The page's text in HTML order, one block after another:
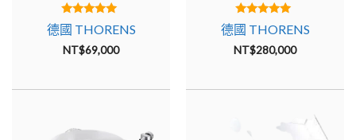
1984 年，Thorens 首次推出了 300 系列 (TD
316/318/320)，其中包含懸掛式子底盤的新變體：板簧設計
和 Mk III 獲得了新的 TP 90 唱臂。除此之外，還有一個帶有
5.00
out of 5
德國 THORENS
NT$69,000
5.00
out of 5
德國 THORENS
NT$280,000